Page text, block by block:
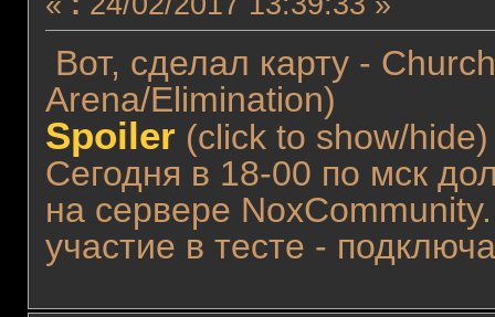
Вот, сделал карту -
Arena/Elimination)
Spoiler (click to show/hide)
Сегодня в 18-00 по мск
на сервере
участие в тесте -